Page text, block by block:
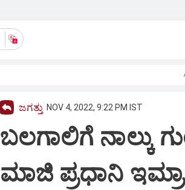
ಜಗತ್ತು NOV 4, 2022, 9:22 PM IST
ಬಲಗಾಲಿಗೆ ನಾಲ್ಕು
ಮಾಜಿ ಪ್ರಧಾನಿ